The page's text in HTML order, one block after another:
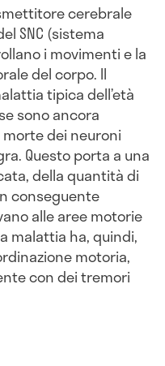
cerebrale
SNC (sistema
i movimenti e la
del corpo. Il
tipica dell’età
sono ancora
dei neuroni
Questo porta a una
della quantità di
conseguente
alle aree motorie
malattia ha, quindi,
motoria,
con dei tremori